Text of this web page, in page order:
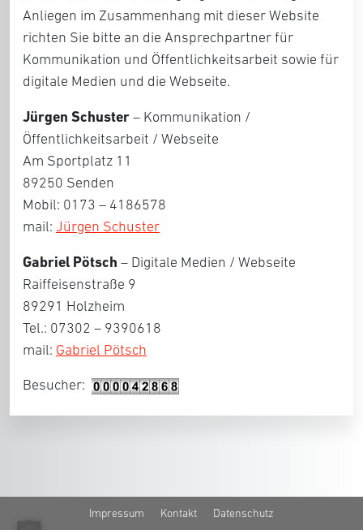
Anliegen im Zusammenhang mit dieser Website
richten Sie bitte an die Ansprechpartner für
Kommunikation und Öffentlichkeitsarbeit sowie für
digitale Medien und die Webseite.
Jürgen Schuster – Kommunikation /
Öffentlichkeitsarbeit / Webseite
Am Sportplatz 11
89250 Senden
Mobil: 0173 – 4186578
mail: Jürgen Schuster
Gabriel Pötsch – Digitale Medien / Webseite
Raiffeisenstraße 9
89291 Holzheim
Tel.: 07302 – 9390618
mail: Gabriel Pötsch
Besucher:
Impressum Kontakt Datenschutz